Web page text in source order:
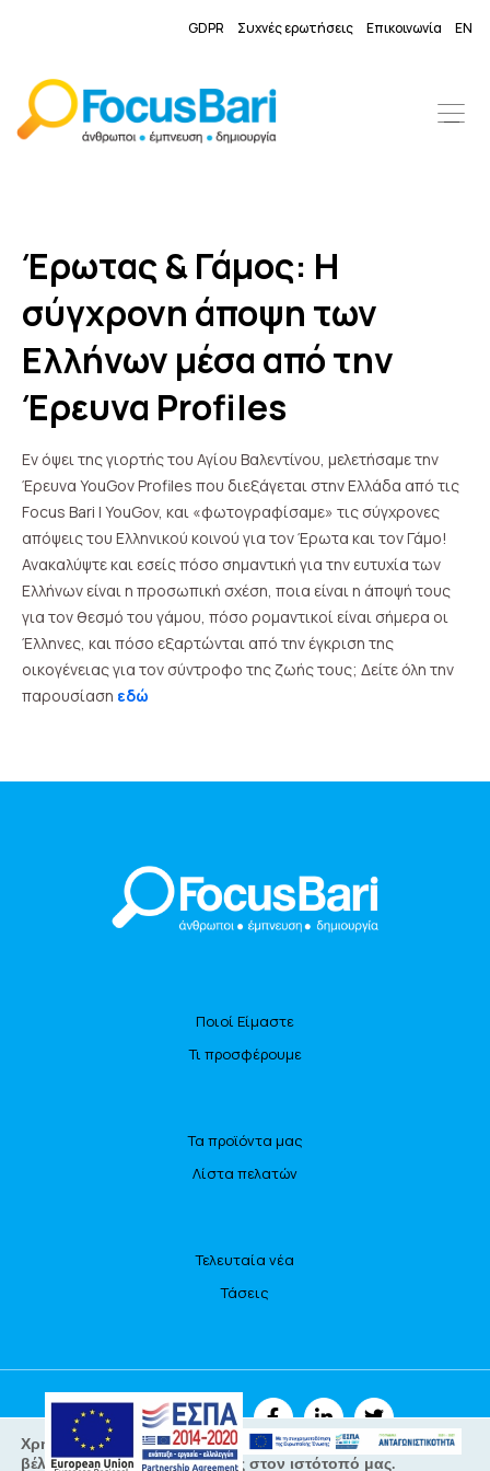
GDPR Συχνές ερωτήσεις Επικοινωνία EN
Έρωτας & Γάμος: Η
σύγχρονη άποψη των
Ελλήνων μέσα από την
Έρευνα Profiles
Εν όψει της γιορτής του Αγίου Βαλεντίνου, μελετήσαμε την
Έρευνα YouGov Profiles που διεξάγεται στην Ελλάδα από τις
Focus Bari | YouGov, και «φωτογραφίσαμε» τις σύγχρονες
απόψεις του Ελληνικού κοινού για τον Έρωτα και τον Γάμο!
Ανακαλύψτε και εσείς πόσο σημαντική για την ευτυχία των
Ελλήνων είναι η προσωπική σχέση, ποια είναι η άποψή τους
για τον θεσμό του γάμου, πόσο ρομαντικοί είναι σήμερα οι
Έλληνες, και πόσο εξαρτώνται από την έγκριση της
οικογένειας για τον σύντροφο της ζωής τους; Δείτε όλη την
παρουσίαση εδώ
Ποιοί Είμαστε
Τι προσφέρουμε
Τα προϊόντα μας
Λίστα πελατών
Τελευταία νέα
Τάσεις
ΑΚΟΛΟΥΘΗΣΤΕ ΜΑΣ
Χρησιμοποιούμε cookies για να σας προσφέρουμε τη
βέλτιστη εμπειρία πλοήγησης στον ιστότοπό μας.